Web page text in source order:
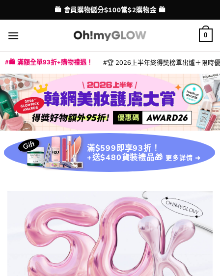
to
content
配送港澳
🛍️ 會員購物儲分$100當$2購物金 🛍️
💳 支援消費券、FPS、八達通、PAYME、信用卡付款
0
🛍️ 滿額全單93折+購物禮遇！ 🏆 2026上半年終得奬榜單出爐＋限時
滿$599即享93折！
+送$480貨裝禮品🎁 更多詳情 ➜